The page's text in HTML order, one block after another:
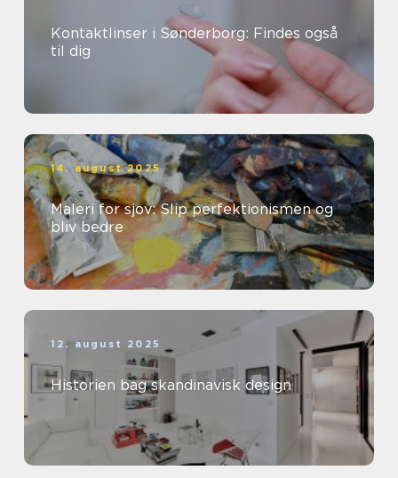
Kontaktlinser i Sønderborg: Findes også
til dig
14. august 2025
Maleri for sjov: Slip perfektionismen og
bliv bedre
12. august 2025
Historien bag skandinavisk design